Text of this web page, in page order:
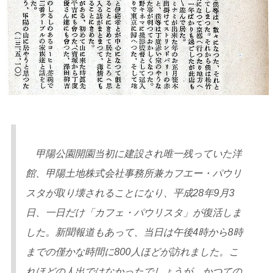
甲陽公園開園当初に建設され唯一残っていた洋
館、甲陽土地株式会社事務所兼カフエー・パウリ
スタが取り壊されることになり、平成28年9月3
日、一日だけ「カフェ・パウリスタ」が復活しま
した。新聞報道もあって、当日は午後4時から8時
までの僅かな時間に800人ほどが訪れました。こ